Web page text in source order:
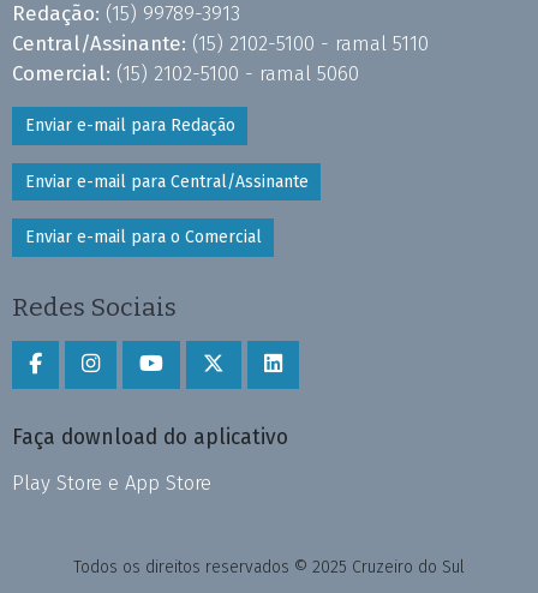
Redação: (15) 99789-3913
Central/Assinante: (15) 2102-5100 - ramal 5110
Comercial: (15) 2102-5100 - ramal 5060
Enviar e-mail para Redação
Enviar e-mail para Central/Assinante
Enviar e-mail para o Comercial
Redes Sociais
Faça download do aplicativo
Play Store e App Store
Todos os direitos reservados © 2025 Cruzeiro do Sul